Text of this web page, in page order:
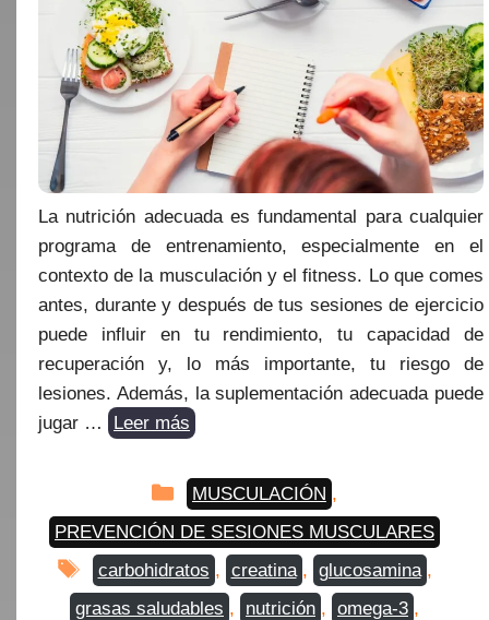
La nutrición adecuada es fundamental para cualquier
programa de entrenamiento, especialmente en el
contexto de la musculación y el fitness. Lo que comes
antes, durante y después de tus sesiones de ejercicio
puede influir en tu rendimiento, tu capacidad de
recuperación y, lo más importante, tu riesgo de
lesiones. Además, la suplementación adecuada puede
jugar …
Leer más
Categorías
MUSCULACIÓN ,
PREVENCIÓN DE SESIONES MUSCULARES
Etiquetas
carbohidratos , creatina , glucosamina ,
grasas saludables , nutrición , omega-3 ,